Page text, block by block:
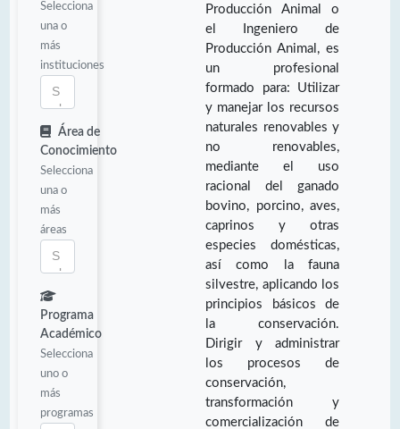
Selecciona
una o
más
instituciones
Área de
Conocimiento
Selecciona
una o
más
áreas
Programa
Académico
Selecciona
uno o
más
programas
Producción Animal o
el Ingeniero de
Producción Animal, es
un profesional
formado para: Utilizar
y manejar los recursos
naturales renovables y
no renovables,
mediante el uso
racional del ganado
bovino, porcino, aves,
caprinos y otras
especies domésticas,
así como la fauna
silvestre, aplicando los
principios básicos de
la conservación.
Dirigir y administrar
los procesos de
conservación,
transformación y
comercialización de